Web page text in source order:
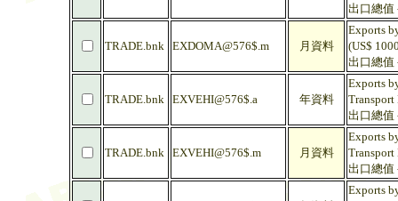
出口總值
TRADE.bnk EXDOMA@576$.m 月資料
Exports
(US$
出口總值
TRADE.bnk EXVEHI@576$.a 年資料
Exports
Transport
出口總值
TRADE.bnk EXVEHI@576$.m 月資料
Exports
Transport
出口總值
Exports